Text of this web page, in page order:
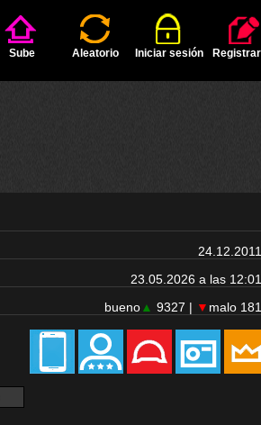
Sube Aleatorio Iniciar sesión
24.12.2011
23.05.2026 a las 12:01
bueno▲ 9327 | ▼ malo 181